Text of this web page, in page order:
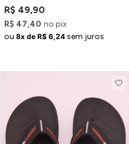
R$ 49,90
R$ 47,40 no pix
ou 8x de R$ 6,24 sem juros